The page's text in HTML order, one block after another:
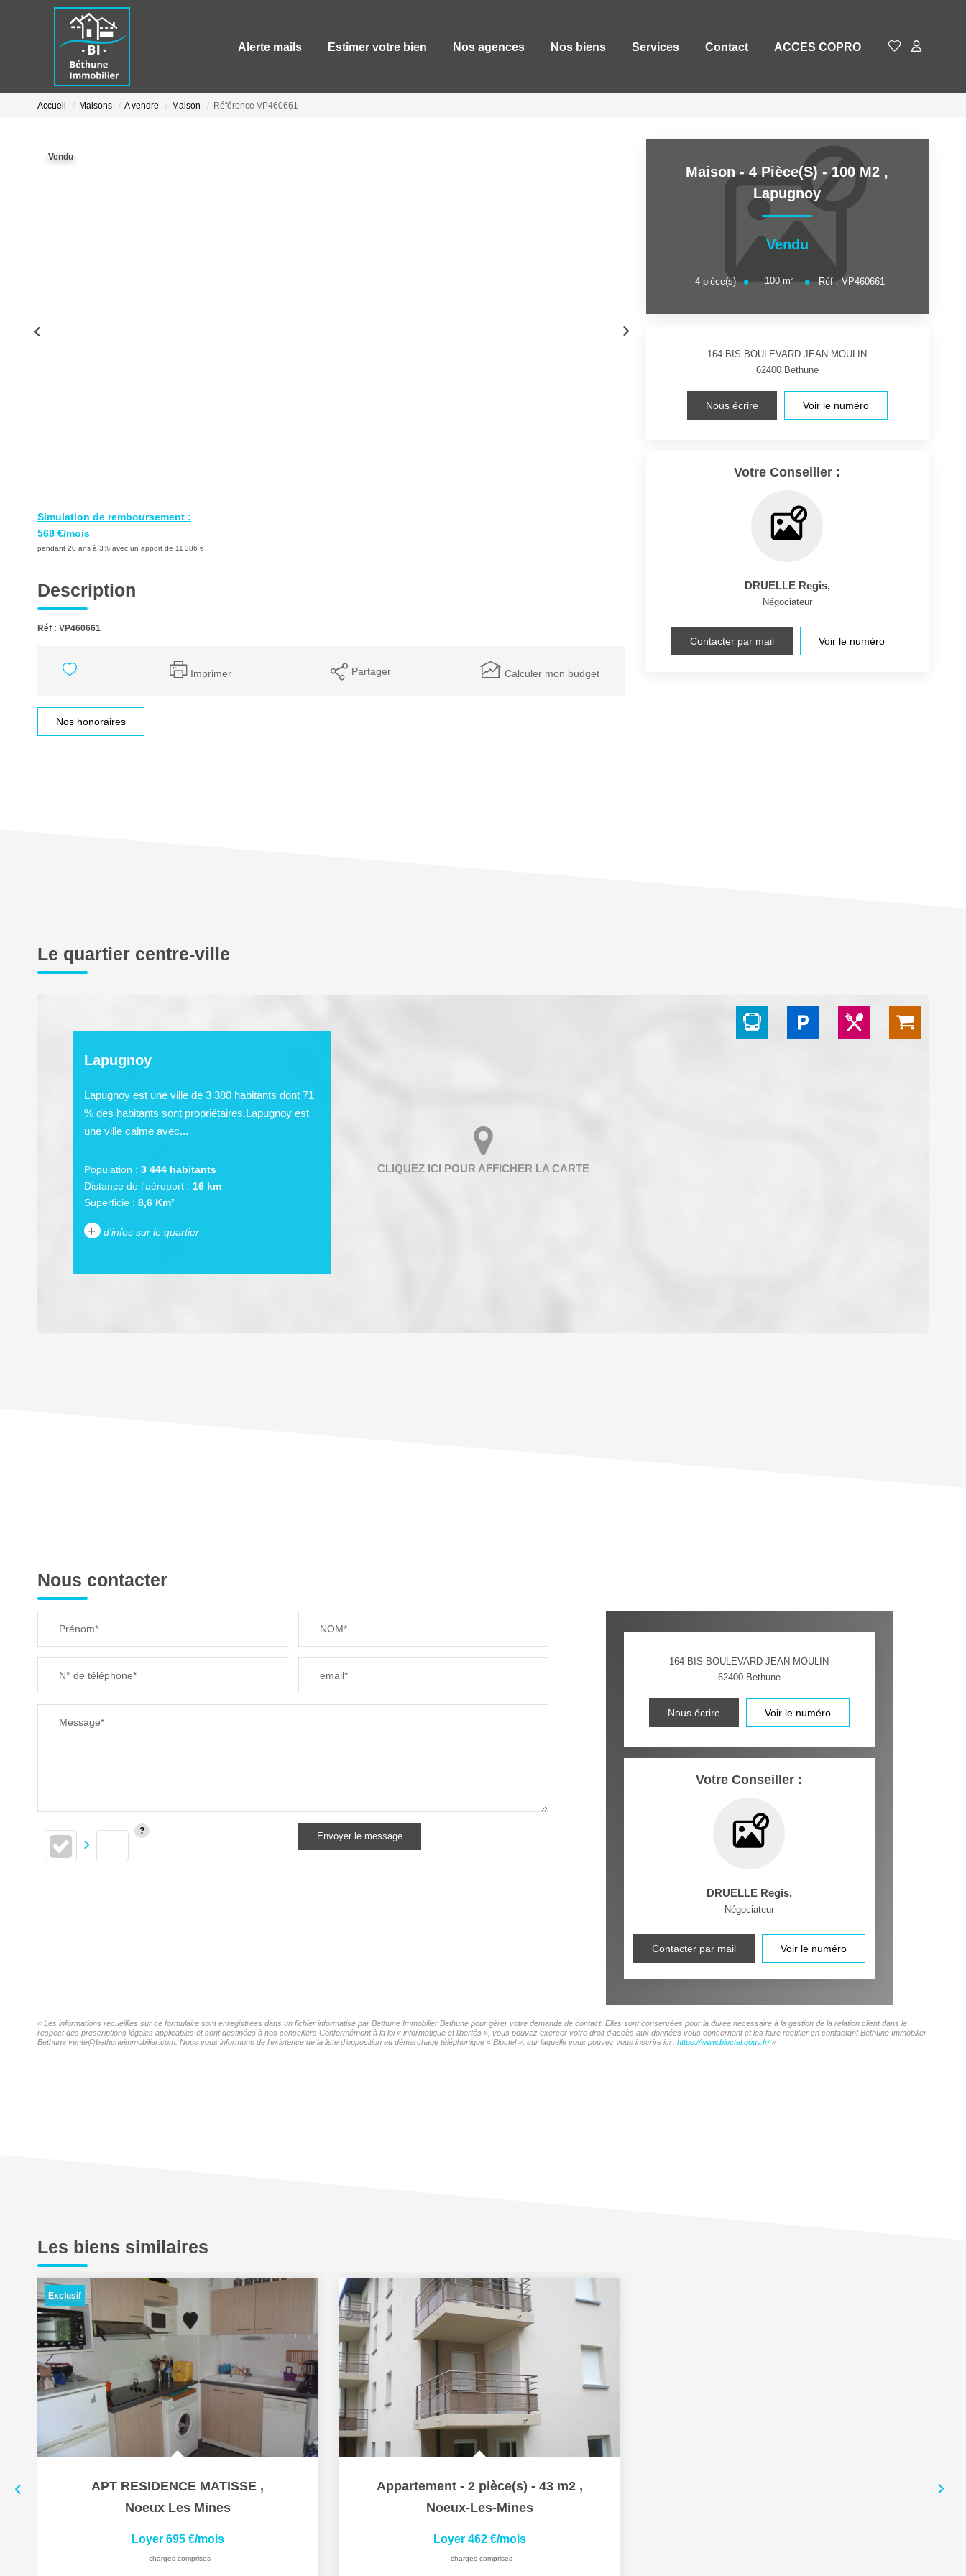
Alerte mails Estimer votre bien Nos agences Nos biens Services Contact ACCES COPRO
Accueil Maisons A vendre Maison Référence VP460661
Vendu
Simulation de remboursement :
568 €/mois
pendant 20 ans à 3% avec un apport de 11 386 €
Description
Réf : VP460661
Imprimer Partager Calculer mon budget
Nos honoraires
Maison - 4 Pièce(s) - 100 M2 ,
Lapugnoy
Vendu
4 pièce(s) 100m² Réf :VP460661
164 BIS BOULEVARD JEAN MOULIN
62400 Bethune
Nous écrire Voir le numéro
Votre Conseiller :
DRUELLE Regis,
Négociateur
Contacter par mail Voir le numéro
Le quartier centre-ville
Lapugnoy
Lapugnoy est une ville de 3 380 habitants dont 71
% des habitants sont propriétaires.Lapugnoy est
une ville calme avec...
Population : 3 444 habitants
Distance de l'aéroport : 16 km
Superficie : 8,6 Km²
+ d'infos sur le quartier
Nous contacter
Prénom* NOM*
N° de téléphone* email*
Message*
Envoyer le message
164 BIS BOULEVARD JEAN MOULIN
62400 Bethune
Nous écrire Voir le numéro
Votre Conseiller :
DRUELLE Regis,
Négociateur
Contacter par mail Voir le numéro
« Les informations recueillies sur ce formulaire sont enregistrées dans un fichier informatisé par Bethune Immobilier Bethune pour gérer votre demande de contact. Elles sont conservées pour la durée nécessaire à la gestion de la relation client dans le
respect des prescriptions légales applicables et sont destinées à nos conseillers Conformément à la loi « informatique et libertés », vous pouvez exercer votre droit d'accès aux données vous concernant et les faire rectifier en contactant Bethune Immobilier
Bethune vente@bethuneimmobilier.com. Nous vous informons de l'existence de la liste d'opposition au démarchage téléphonique « Bloctel », sur laquelle vous pouvez vous inscrire ici : https://www.bloctel.gouv.fr/»
Les biens similaires
Exclusif
APT RESIDENCE MATISSE ,
Noeux Les Mines
Loyer 695 €/mois
charges comprises
Appartement - 2 pièce(s) - 43 m2 ,
Noeux-Les-Mines
Loyer 462 €/mois
charges comprises